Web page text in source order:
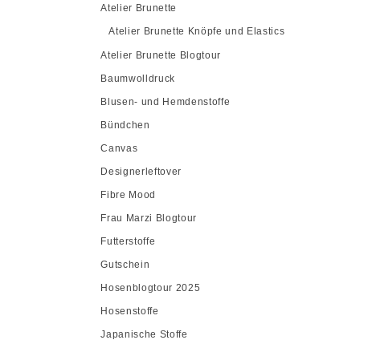
Atelier Brunette
Atelier Brunette Knöpfe und Elastics
Atelier Brunette Blogtour
Baumwolldruck
Blusen- und Hemdenstoffe
Bündchen
Canvas
Designerleftover
Fibre Mood
Frau Marzi Blogtour
Futterstoffe
Gutschein
Hosenblogtour 2025
Hosenstoffe
Japanische Stoffe